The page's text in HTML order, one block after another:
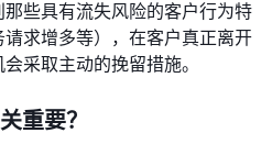
那些具有流失风险的客户行为特
求增多等），在客户真正离开
采取主动的挽留措施。
重要？